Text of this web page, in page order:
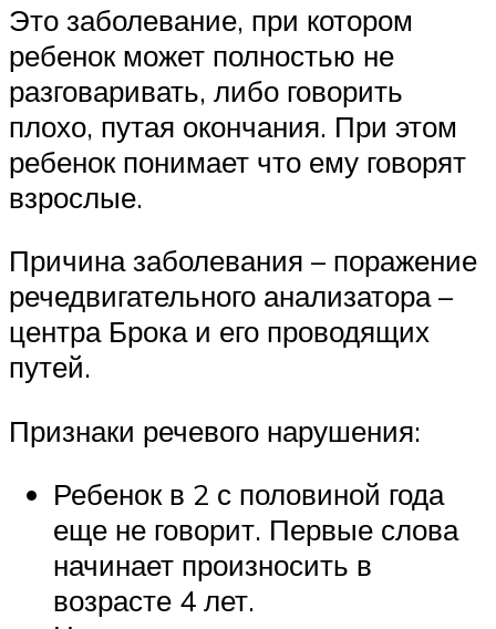
Это заболевание, при котором
ребенок может полностью не
разговаривать, либо говорить
плохо, путая окончания. При этом
ребенок понимает что ему говорят
взрослые.
Причина заболевания – поражение
речедвигательного анализатора –
центра Брока и его проводящих
путей.
Признаки речевого нарушения:
Ребенок в 2 с половиной года
еще не говорит. Первые слова
начинает произносить в
возрасте 4 лет.